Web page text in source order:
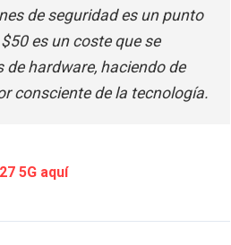
de seguridad es un punto
es un coste que se
hardware, haciendo de
consciente de la tecnología.
5G aquí